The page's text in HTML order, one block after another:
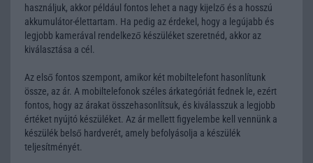
használjuk, akkor például fontos lehet a nagy kijelző és a hosszú
akkumulátor-élettartam. Ha pedig az érdekel, hogy a legújabb és
legjobb kamerával rendelkező készüléket szeretnéd, akkor az
kiválasztása a cél.
Az első fontos szempont, amikor két mobiltelefont hasonlítunk
össze, az ár. A mobiltelefonok széles árkategóriát fednek le, ezért
fontos, hogy az árakat összehasonlítsuk, és kiválasszuk a legjobb
értéket nyújtó készüléket. Az ár mellett figyelembe kell vennünk a
készülék belső hardverét, amely befolyásolja a készülék
teljesítményét.